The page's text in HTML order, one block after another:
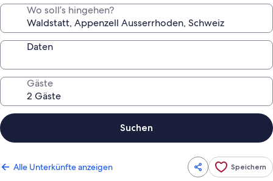
Wo soll’s hingehen?
Daten
Gäste
Suchen
Alle Unterkünfte anzeigen Speichern